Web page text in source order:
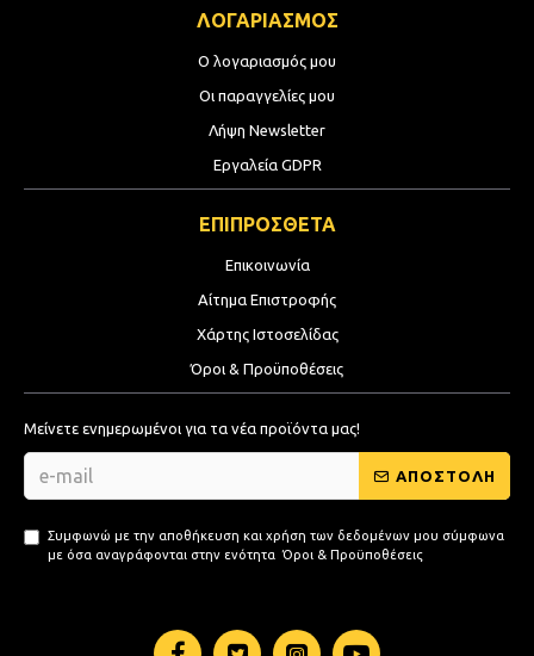
ΛΟΓΑΡΙΑΣΜΟΣ
Ο λογαριασμός μου
Οι παραγγελίες μου
Λήψη Newsletter
Εργαλεία GDPR
ΕΠΙΠΡΟΣΘΕΤΑ
Επικοινωνία
Αίτημα Επιστροφής
Χάρτης Ιστοσελίδας
Όροι & Προϋποθέσεις
Μείνετε ενημερωμένοι για τα νέα προϊόντα μας!
ΑΠΟΣΤΟΛΗ
Συμφωνώ με την αποθήκευση και χρήση των δεδομένων μου σύμφωνα
με όσα αναγράφονται στην ενότητα Όροι & Προϋποθέσεις